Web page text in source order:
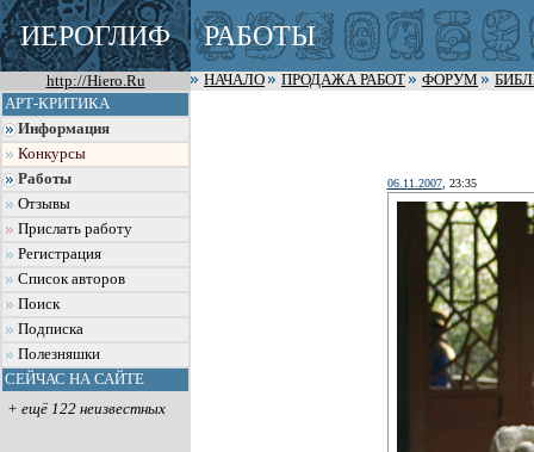
ИЕРОГЛИФ РАБОТЫ
http://Hiero.Ru НАЧАЛО ПРОДАЖА РАБОТ ФОРУМ
АРТ-КРИТИКА
Информация
Конкурсы
Работы
Отзывы
Прислать работу
Регистрация
Список авторов
Поиск
Подписка
Полезняшки
СЕЙЧАС НА САЙТЕ
+ ещё 122 неизвестных
06.11.2007, 23:35